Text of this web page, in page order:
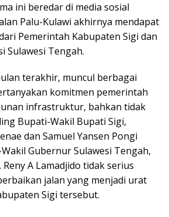
ini beredar di media sosial
Palu-Kulawi akhirnya mendapat
Pemerintah Kabupaten Sigi dan
Sulawesi Tengah.
terakhir, muncul berbagai
komitmen pemerintah
infrastruktur, bahkan tidak
Bupati-Wakil Bupati Sigi,
dan Samuel Yansen Pongi
Gubernur Sulawesi Tengah,
A Lamadjido tidak serius
jalan yang menjadi urat
Sigi tersebut.